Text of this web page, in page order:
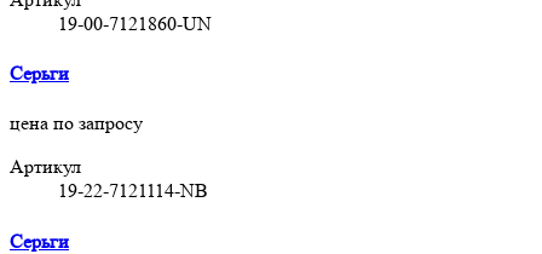
19-00-7121860-UN
Серьги
цена по запросу
Артикул
19-22-7121114-NB
Серьги